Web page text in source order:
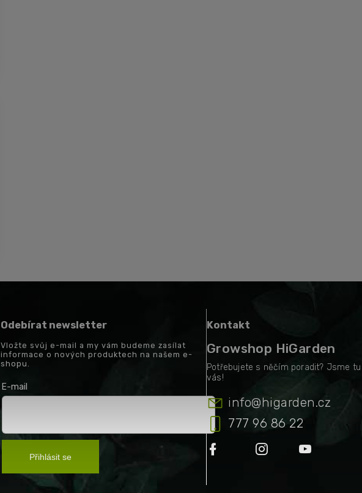
Odebírat newsletter
Vložte svůj e-mail a my vám budeme zasílat
informace o nových produktech na našem e-
shopu.
E-mail
Přihlásit se
Kontakt
Growshop HiGarden
info@higarden.cz
777 96 86 22